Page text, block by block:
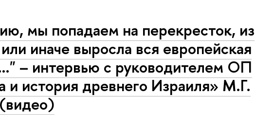
мы попадаем на перекресток, из
иначе выросла вся европейская
– интервью с руководителем ОП
и история древнего Израиля» М.Г.